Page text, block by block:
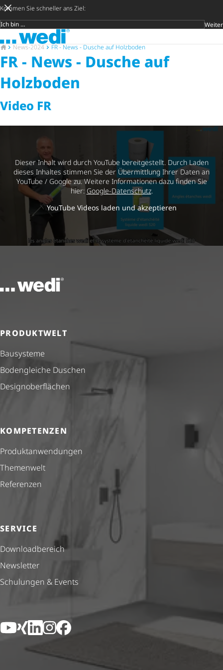
Kommen Sie schneller ans Ziel:
Zielgruppe Weiter
Zur Startseite
SpäterSuche
Zur Startseite
News-2024 FR - News - Dusche auf Holzboden
FR - News - Dusche auf
Holzboden
Video FR
Dieser Inhalt wird durch YouTube bereitgestellt. Durch Laden
dieses Inhaltes stimmen Sie der Übermittlung Ihrer Daten an
YouTube / Google zu. Weitere Informationen dazu finden Sie
hier: Google-Datenschutz.
YouTube Videos laden und akzeptieren
Zur Startseite
PRODUKTWELT
Bausysteme
Bodengleiche Duschen
Design­ober­flä­chen
KOMPETENZEN
Produkt­anwendungen
Themenwelt
Referenzen
SERVICE
Down­load­be­reich
Newsletter
Schulungen & Events
YouTube
XingLinkedIn
Instagram
Facebook